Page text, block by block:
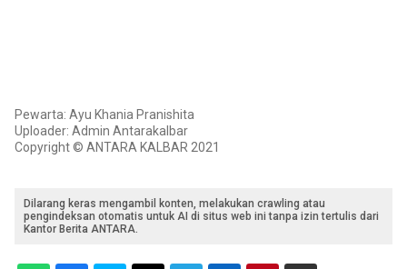
Pewarta: Ayu Khania Pranishita
Uploader: Admin Antarakalbar
Copyright © ANTARA KALBAR 2021
Dilarang keras mengambil konten, melakukan crawling atau
pengindeksan otomatis untuk AI di situs web ini tanpa izin tertulis dari
Kantor Berita ANTARA.